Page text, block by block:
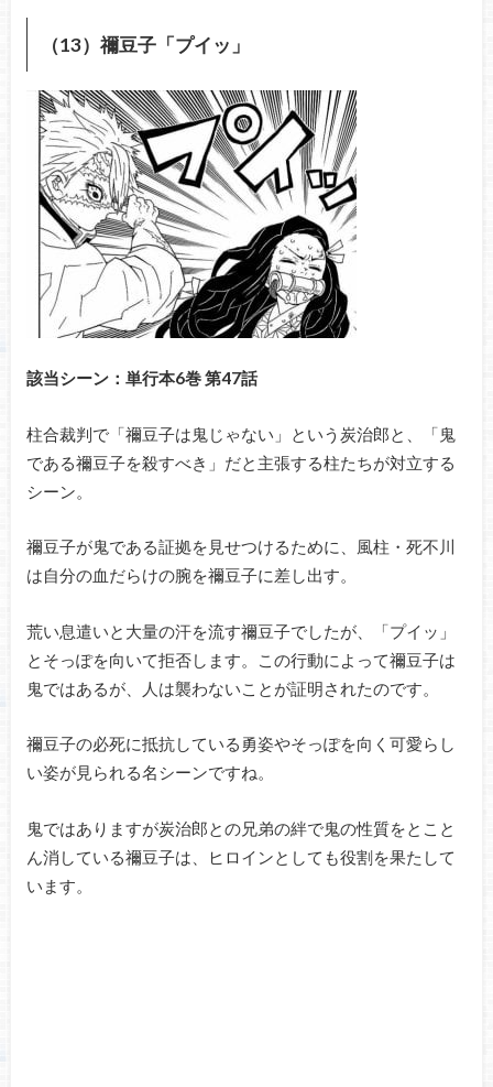
（13）禰豆子「プイッ」
該当シーン：単行本6巻 第47話
柱合裁判で「禰豆子は鬼じゃない」という炭治郎と、「鬼
である禰豆子を殺すべき」だと主張する柱たちが対立する
シーン。
禰豆子が鬼である証拠を見せつけるために、風柱・死不川
は自分の血だらけの腕を禰豆子に差し出す。
荒い息遣いと大量の汗を流す禰豆子でしたが、「プイッ」
とそっぽを向いて拒否します。この行動によって禰豆子は
鬼ではあるが、人は襲わないことが証明されたのです。
禰豆子の必死に抵抗している勇姿やそっぽを向く可愛らし
い姿が見られる名シーンですね。
鬼ではありますが炭治郎との兄弟の絆で鬼の性質をとこと
ん消している禰豆子は、ヒロインとしても役割を果たして
います。